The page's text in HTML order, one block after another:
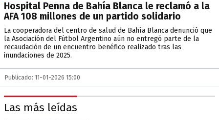
Hospital Penna de Bahía Blanca le reclamó a la
AFA 108 millones de un partido solidario
La cooperadora del centro de salud de Bahía Blanca denunció que
la Asociación del Fútbol Argentino aún no entregó parte de la
recaudación de un encuentro benéfico realizado tras las
inundaciones de 2025.
Publicado: 11-01-2026 15:00
Las más leídas